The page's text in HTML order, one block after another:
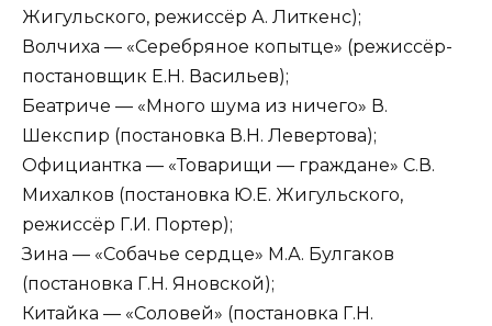
Жигульского, режиссёр А. Литкенс);
Волчиха — «Серебряное копытце» (режиссёр-
постановщик Е.Н. Васильев);
Беатриче — «Много шума из ничего» В.
Шекспир (постановка В.Н. Левертова);
Официантка — «Товарищи — граждане» С.В.
Михалков (постановка Ю.Е. Жигульского,
режиссёр Г.И. Портер);
Зина — «Собачье сердце» М.А. Булгаков
(постановка Г.Н. Яновской);
Китайка — «Соловей» (постановка Г.Н.